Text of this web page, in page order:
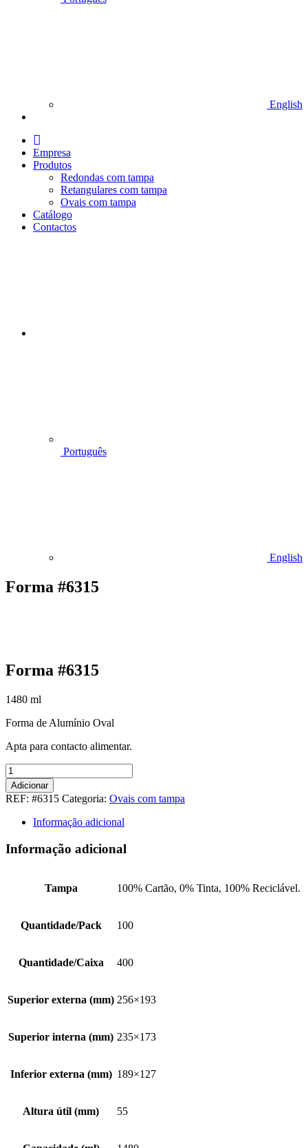
English
n
i
Empresa
Produtos
Redondas com tampa
Retangulares com tampa
Ovais com tampa
Catálogo
Contactos
Português
English
Forma #6315
Forma #6315
1480 ml
Forma de Alumínio Oval
Apta para contacto alimentar.
Quantidade
de
Forma
#6315
Adicionar
REF: #6315 Categoria: Ovais com tampa
Informação adicional
Informação adicional
Tampa 100% Cartão, 0% Tinta, 100% Reciclável.
Quantidade/Pack 100
Quantidade/Caixa 400
Superior externa (mm) 256×193
Superior interna (mm) 235×173
Inferior externa (mm) 189×127
Altura útil (mm) 55